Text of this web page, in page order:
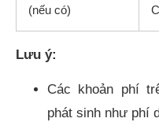
(nếu có)
Lưu ý:
Các khoản phí
phát sinh như phí